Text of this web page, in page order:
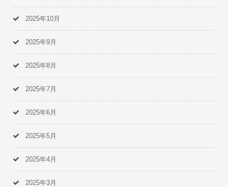
2025年10月
2025年9月
2025年8月
2025年7月
2025年6月
2025年5月
2025年4月
2025年3月